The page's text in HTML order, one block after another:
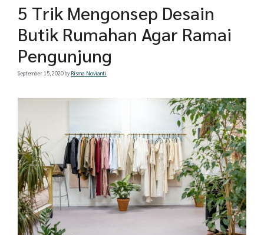
5 Trik Mengonsep Desain
Butik Rumahan Agar Ramai
Pengunjung
September 15, 2020by Risma Novianti